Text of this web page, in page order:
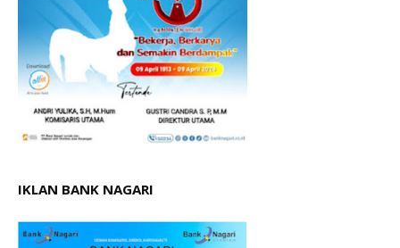
IKLAN BANK NAGARI